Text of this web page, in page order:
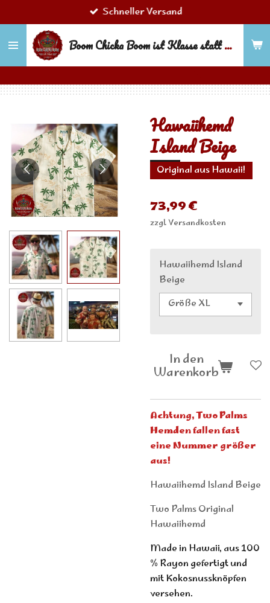
Hauptinhalt
springen
Boom Chicka Boom ist Klasse statt Masse!
Schneller Versand
Hawaiihemd
Island Beige
Original aus Hawaii!
73,99 €
zzgl. Versandkosten
Hawaiihemd Island
Beige
In den
Warenkorb
Achtung, Two Palms
Hemden fallen fast
eine Nummer größer
aus!
Hawaiihemd Island Beige
Two Palms Original
Hawaiihemd
Made in Hawaii, aus 100
% Rayon gefertigt und
mit Kokosnussknöpfen
versehen.